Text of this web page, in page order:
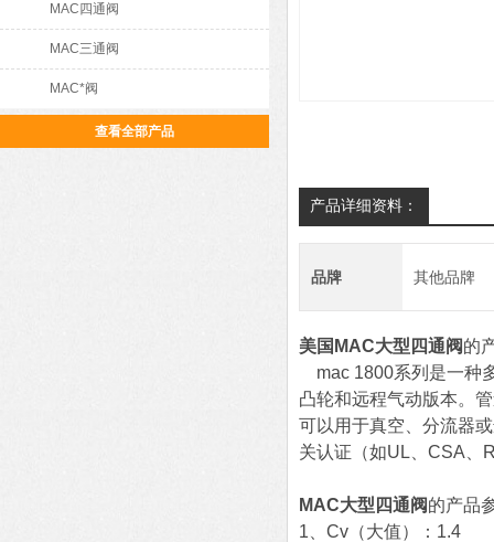
MAC四通阀
MAC三通阀
MAC*阀
查看全部产品
产品详细资料：
品牌 其他品牌
美国MAC大型四通阀的
mac 1800系列是一种
凸轮和远程气动版本。
可以用于真空、分流器
关认证（如UL、CSA、
MAC大型四通阀的产品
1、Cv（大值）：1.4